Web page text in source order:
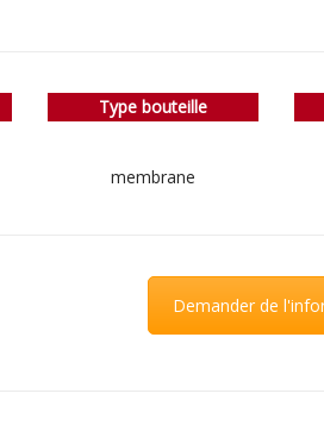
Type bouteille
membrane
Demander de